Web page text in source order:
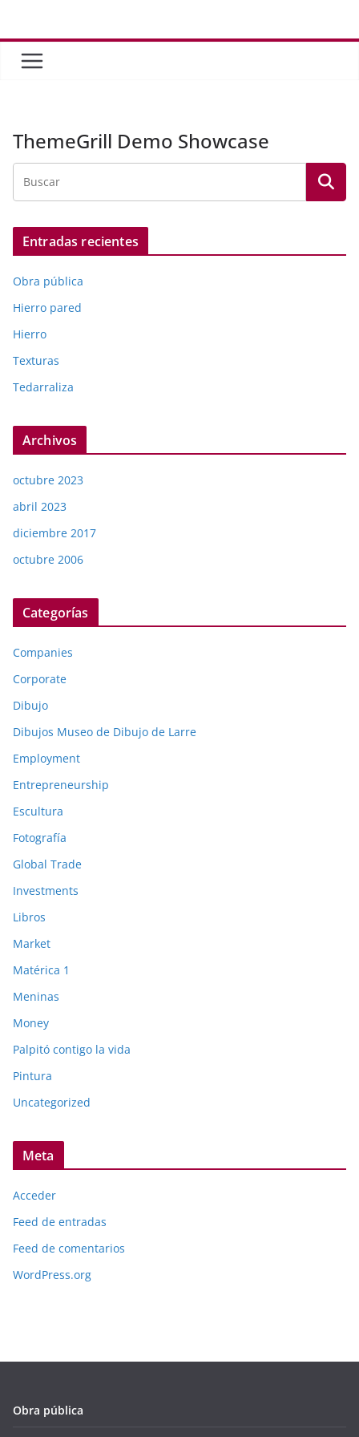
contenido
ThemeGrill Demo Showcase
Entradas recientes
Obra pública
Hierro pared
Hierro
Texturas
Tedarraliza
Archivos
octubre 2023
abril 2023
diciembre 2017
octubre 2006
Categorías
Companies
Corporate
Dibujo
Dibujos Museo de Dibujo de Larre
Employment
Entrepreneurship
Escultura
Fotografía
Global Trade
Investments
Libros
Market
Matérica 1
Meninas
Money
Palpitó contigo la vida
Pintura
Uncategorized
Meta
Acceder
Feed de entradas
Feed de comentarios
WordPress.org
Obra pública